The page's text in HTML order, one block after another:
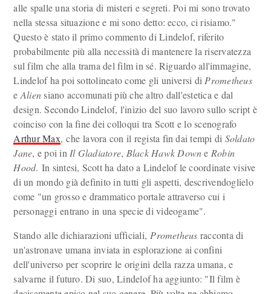
alle spalle una storia di misteri e segreti. Poi mi sono trovato
nella stessa situazione e mi sono detto: ecco, ci risiamo."
Questo è stato il primo commento di Lindelof, riferito
probabilmente più alla necessità di mantenere la riservatezza
sul film che alla trama del film in sé. Riguardo all'immagine,
Lindelof ha poi sottolineato come gli universi di Prometheus
e Aliensiano accomunati più che altro dall'estetica e dal
design. Secondo Lindelof, l'inizio del suo lavoro sullo script è
coinciso con la fine dei colloqui tra Scott e lo scenografo
Arthur Max, che lavora con il regista fin dai tempi di Soldato
Jane, e poi in Il Gladiatore, Black Hawk Downe Robin
Hood. In sintesi, Scott ha dato a Lindelof le coordinate visive
di un mondo già definito in tutti gli aspetti, descrivendoglielo
come "un grosso e drammatico portale attraverso cui i
personaggi entrano in una specie di videogame".
Stando alle dichiarazioni ufficiali, Prometheus racconta di
un'astronave umana inviata in esplorazione ai confini
dell'universo per scoprire le origini della razza umana, e
salvarne il futuro. Di suo, Lindelof ha aggiunto: "Il film è